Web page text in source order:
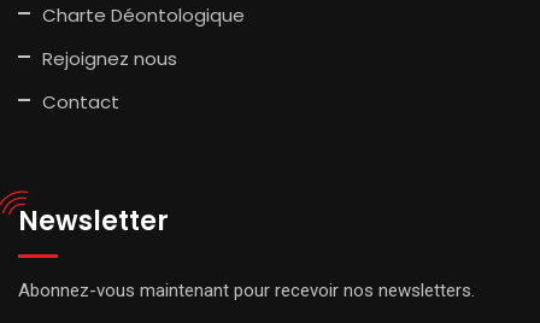
Charte Déontologique
Rejoignez nous
Contact
Newsletter
Abonnez-vous maintenant pour recevoir nos newsletters.